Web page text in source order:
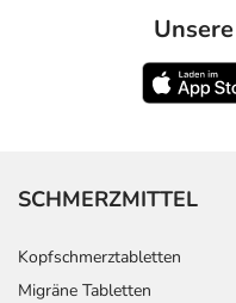
SCHMERZMITTEL
Kopfschmerztabletten
Migräne Tabletten